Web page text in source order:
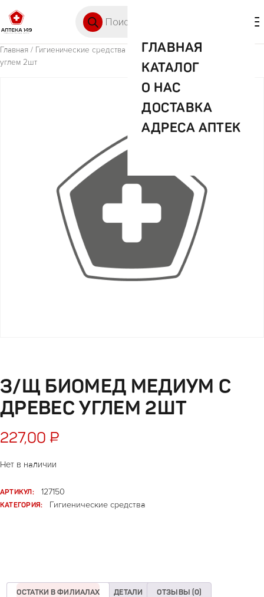
ГЛАВНАЯ
КАТАЛОГ
О НАС
ДОСТАВКА
АДРЕСА АПТЕК
Главная / Гигиенические средства / З/щ Биомед медиум с древес
углем 2шт
З/Щ БИОМЕД МЕДИУМ С
ДРЕВЕС УГЛЕМ 2ШТ
227,00 ₽
Нет в наличии
АРТИКУЛ:
127150
КАТЕГОРИЯ:
Гигиенические средства
ОСТАТКИ В ФИЛИАЛАХ ДЕТАЛИ ОТЗЫВЫ (0)